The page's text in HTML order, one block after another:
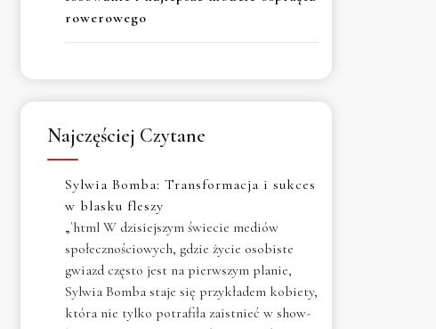
rowerowego
Najczęściej Czytane
Sylwia Bomba: Transformacja i sukces
w blasku fleszy
„`html W dzisiejszym świecie mediów
społecznościowych, gdzie życie osobiste
gwiazd często jest na pierwszym planie,
Sylwia Bomba staje się przykładem kobiety,
która nie tylko potrafiła zaistnieć w show-